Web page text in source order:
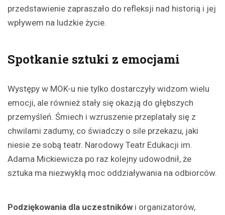
przedstawienie zapraszało do refleksji nad historią i jej
wpływem na ludzkie życie.
Spotkanie sztuki z emocjami
Występy w MOK-u nie tylko dostarczyły widzom wielu
emocji, ale również stały się okazją do głębszych
przemyśleń. Śmiech i wzruszenie przeplatały się z
chwilami zadumy, co świadczy o sile przekazu, jaki
niesie ze sobą teatr. Narodowy Teatr Edukacji im.
Adama Mickiewicza po raz kolejny udowodnił, że
sztuka ma niezwykłą moc oddziaływania na odbiorców.
Podziękowania dla uczestników i organizatorów,